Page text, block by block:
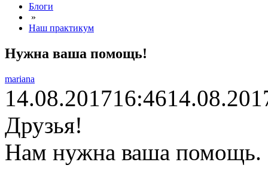
Блоги
»
Наш практикум
Нужна ваша помощь!
mariana
14.08.201716:46
Друзья!
Нам нужна ваша помощь.